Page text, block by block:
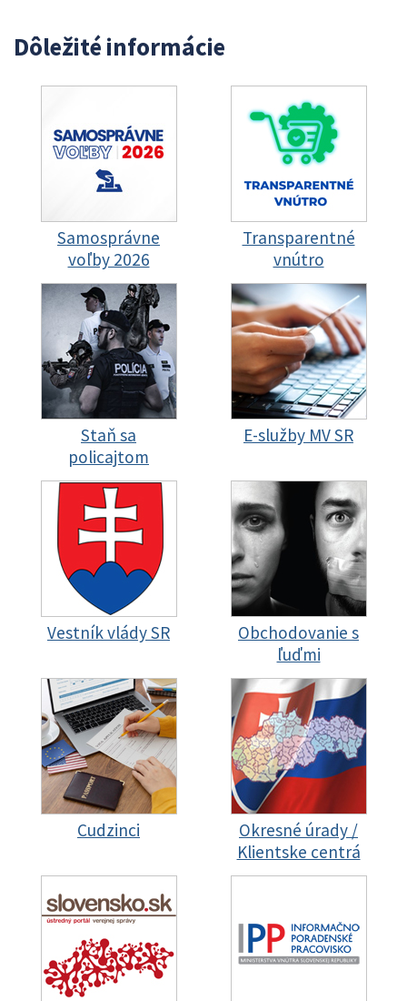
Dôležité informácie
Samosprávne
voľby 2026
Transparentné
vnútro
Staň sa
policajtom
E-služby MV SR
Vestník vlády SR
Obchodovanie s
ľuďmi
Cudzinci
Okresné úrady /
Klientske centrá